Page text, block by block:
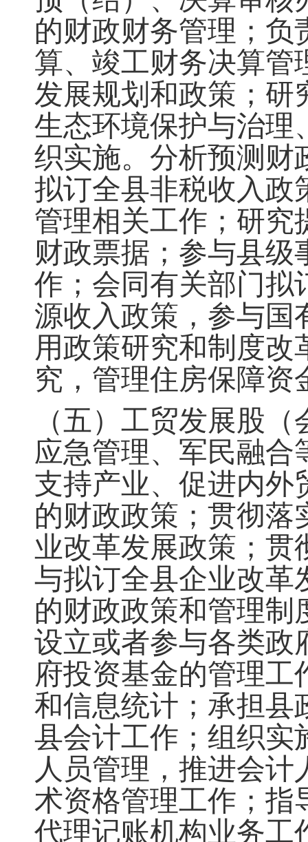
的财政财务管理 ； 负
算、竣工财务决算管
发展规划和政策；研
生态环境保护与治理
织实施。分析预测财
拟订全县非税收入政
管理相关工作 ； 研究
财政票据 ； 参与县级
作；会同有关部门拟
源收入政策 ， 参与国
用政策研究和制度
究 ， 管理住房保障资
（五）工贸发展股（
应急管理、军民融合
支持产业、促进内外
的财政政策 ； 贯彻落
业改革发展政策 ； 贯
与拟订全县企业改革
的财政政策和管理制
设立或者参与各类政
府投资基金的管理
和信息统计 ； 承担县
县会计工作 ； 组织实
人员管理 ， 推进会计
术资格管理工作 ； 指
代理记账机构业务工